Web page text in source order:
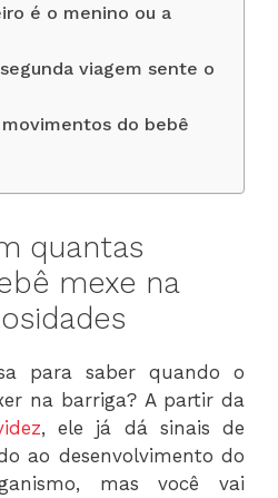
é o menino ou a
viagem sente o
do bebê
quantas
mexe na
para saber quando o
na barriga? A partir da
, ele já dá sinais de
ao desenvolvimento do
mas você vai